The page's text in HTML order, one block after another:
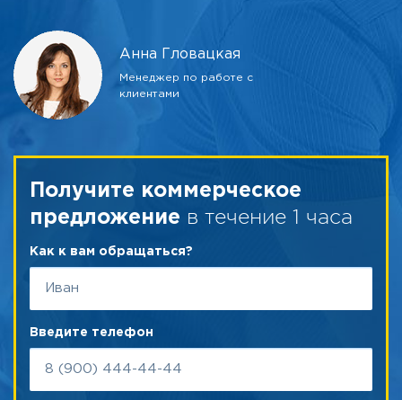
Анна Гловацкая
Менеджер по работе с
клиентами
Получите коммерческое
предложение в течение 1 часа
Как к вам обращаться?
Введите телефон